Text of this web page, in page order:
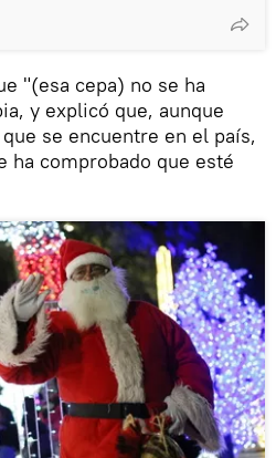
"(esa cepa) no se ha
y explicó que, aunque
se encuentre en el país,
ha comprobado que esté